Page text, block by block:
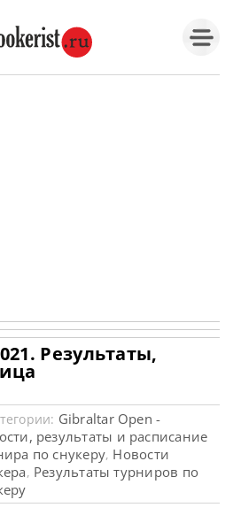
Результаты,
Gibraltar Open -
результаты и расписание
по снукеру, Новости
, Результаты турниров по